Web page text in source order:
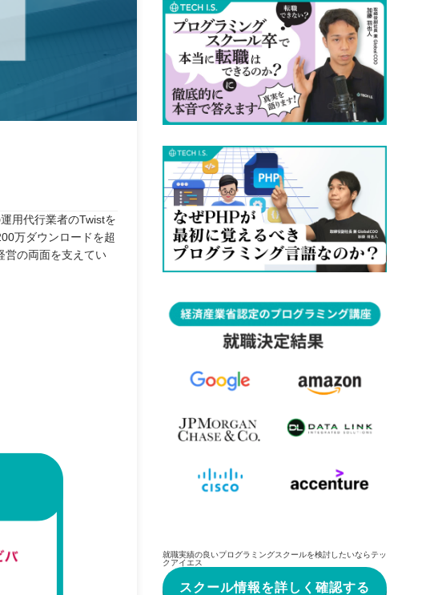
用代行業者のTwistを
万ダウンロードを超
営の両面を支えてい
就職実績の良いプログラミングスクールを検討したいならテッ
クアイエス
スクール情報を詳しく確認する